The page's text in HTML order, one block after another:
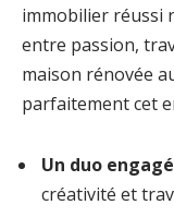
immobilier réussi
entre passion,
maison rénovée
parfaitement cet
Un duo
créativité et